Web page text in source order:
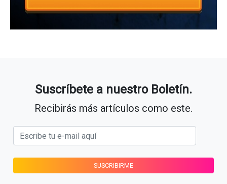
Suscríbete a nuestro Boletín.
Recibirás más artículos como este.